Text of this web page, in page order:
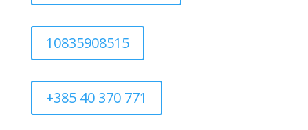
10835908515
+385 40 370 771